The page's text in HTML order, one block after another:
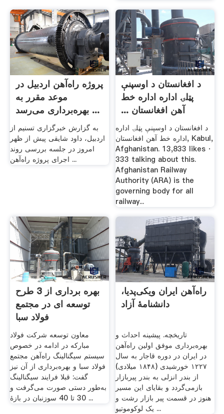
پروژه راه‌آهن اردبیل در
موعد مقرر به
بهره‌برداری می‌رسد ...
به گزارش خبرگزاری تسنیم از
اردبیل، داود شایقی پیش از ظهر
امروز در جلسه بررسی روند
اجرای پروژه راه‌آهن ...
‫د افغانستان د اوسپنې
پټلۍ اداره اداره خط
آهن افغانستان ...
اداره خط آهن افغانستان‎, Kabul,
Afghanistan. 13,833 likes ·
333 talking about this.
Afghanistan Railway
Authority (ARA) is the
governing body for all
railway...
بهره برداری از 3 طرح
توسعه ای در مجتمع
فولاد سبا
معاون توسعه شرکت فولاد
مبارکه در ادامه در خصوص
سیستم سیگنالینگ راه‌آهن مجتمع
فولاد سبا و بهره‌برداری از آن نیز
گفت: قبلا فرایند سیگنالینگ
به‌طور دستی صورت می‌گرفت و
30 تا 40 سوزنبان در بازۀ ...
راه‌آهن ایران ویکی‌پدیا،
دانشنامهٔ آزاد
تاریخچه. پیشینه احداث و
بهره‌برداری موفق اولین راه‌آهن
در ایران در دوره قاجار به سال
۱۲۲۷ خورشیدی (۱۸۴۸ میلادی)
از بندر انزلی به بندر پیربازار
بازمی‌گردد و بقایای این مسیر
هنوز در قسمت پیر بازار رشت و
یک لوکوموتیو ...